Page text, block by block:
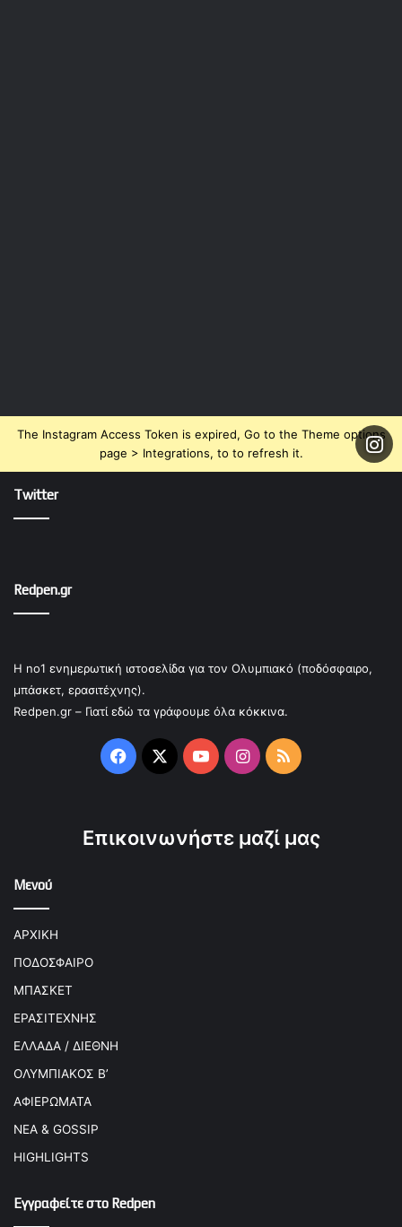
The Instagram Access Token is expired, Go to the Theme options
page > Integrations, to to refresh it.
Twitter
Redpen.gr
Η no1 ενημερωτική ιστοσελίδα για τον Ολυμπιακό (ποδόσφαιρο,
μπάσκετ, ερασιτέχνης).
Redpen.gr – Γιατί εδώ τα γράφουμε όλα κόκκινα.
Facebook
X YouTubeInstagram
RSS
Επικοινωνήστε μαζί μας
Μενού
ΑΡΧΙΚΗ
ΠΟΔΟΣΦΑΙΡΟ
ΜΠΑΣΚΕΤ
ΕΡΑΣΙΤΕΧΝΗΣ
ΕΛΛΑΔΑ / ΔΙΕΘΝΗ
ΟΛΥΜΠΙΑΚΟΣ Β’
ΑΦΙΕΡΩΜΑΤΑ
ΝΕΑ & GOSSIP
HIGHLIGHTS
Εγγραφείτε στο Redpen